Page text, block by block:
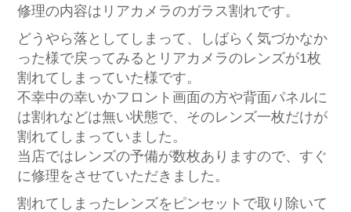
修理の内容はリアカメラのガラス割れです。
どうやら落としてしまって、しばらく気づかなか
った様で戻ってみるとリアカメラのレンズが1枚
割れてしまっていた様です。
不幸中の幸いかフロント画面の方や背面パネルに
は割れなどは無い状態で、そのレンズ一枚だけが
割れてしまっていました。
当店ではレンズの予備が数枚ありますので、すぐ
に修理をさせていただきました。
割れてしまったレンズをピンセットで取り除いて